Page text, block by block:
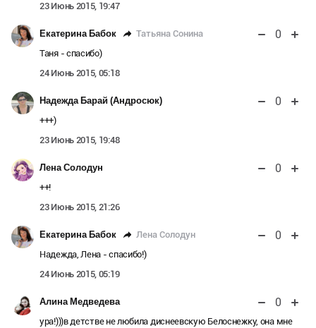
23 Июнь 2015, 19:47
Екатерина Бабок Татьяна Сонина 0
Таня - спасибо)
24 Июнь 2015, 05:18
Надежда Барай (Андросюк) 0
+++)
23 Июнь 2015, 19:48
Лена Солодун 0
++!
23 Июнь 2015, 21:26
Екатерина Бабок Лена Солодун 0
Надежда, Лена - спасибо!)
24 Июнь 2015, 05:19
Алина Медведева 0
ура!)))в детстве не любила диснеевскую Белоснежку, она мне